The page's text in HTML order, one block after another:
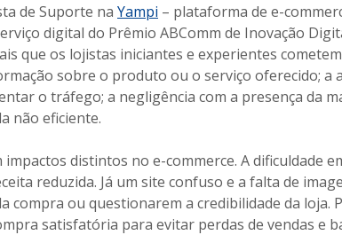
de Suporte na Yampi – plataforma de e-
digital do Prêmio ABComm de Inovação
que os lojistas iniciantes e experientes
sobre o produto ou o serviço oferecido; a
o tráfego; a negligência com a presença da
não eficiente.
impactos distintos no e-commerce. A dificuldade
reduzida. Já um site confuso e a falta de
compra ou questionarem a credibilidade da
satisfatória para evitar perdas de vendas e